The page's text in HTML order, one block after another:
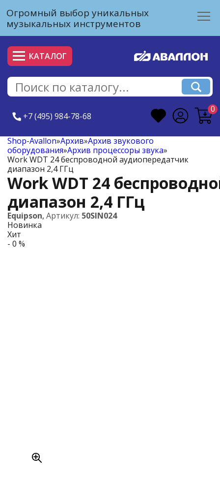
Огромный выбор уникальных
музыкальных инструментов
КАТАЛОГ
+7 (495) 984-78-68
0
Shop-Avallon»Архив»Архив звукового
оборудования»Архив процессоры звука»
Work WDT 24 беспроводной аудиопередатчик
диапазон 2,4 ГГц
Work WDT 24
диапазон 2,4 ГГц
Equipson, Артикул: 50SIN024
Новинка
Хит
- 0 %